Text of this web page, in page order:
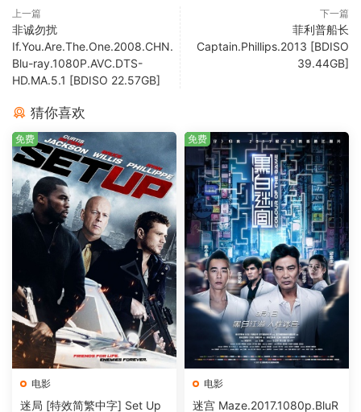
上一篇
非诚勿扰
If.You.Are.The.One.2008.CHN.
Blu-ray.1080P.AVC.DTS-
HD.MA.5.1 [BDISO 22.57GB]
下一篇
菲利普船长
Captain.Phillips.2013 [BDISO
39.44GB]
猜你喜欢
电影
迷局 [特效简繁中字] Set Up
免费
电影
迷宫 Maze.2017.1080p.BluR
免费